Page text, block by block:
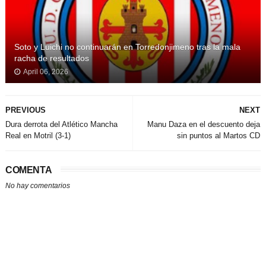
Soto y Luichi no continuarán en Torredonjimeno tras la mala
racha de resultados
April 06, 2026
NEXT
Manu Daza en el descuento deja
sin puntos al Martos CD
PREVIOUS
Dura derrota del Atlético Mancha
Real en Motril (3-1)
COMENTA
No hay comentarios